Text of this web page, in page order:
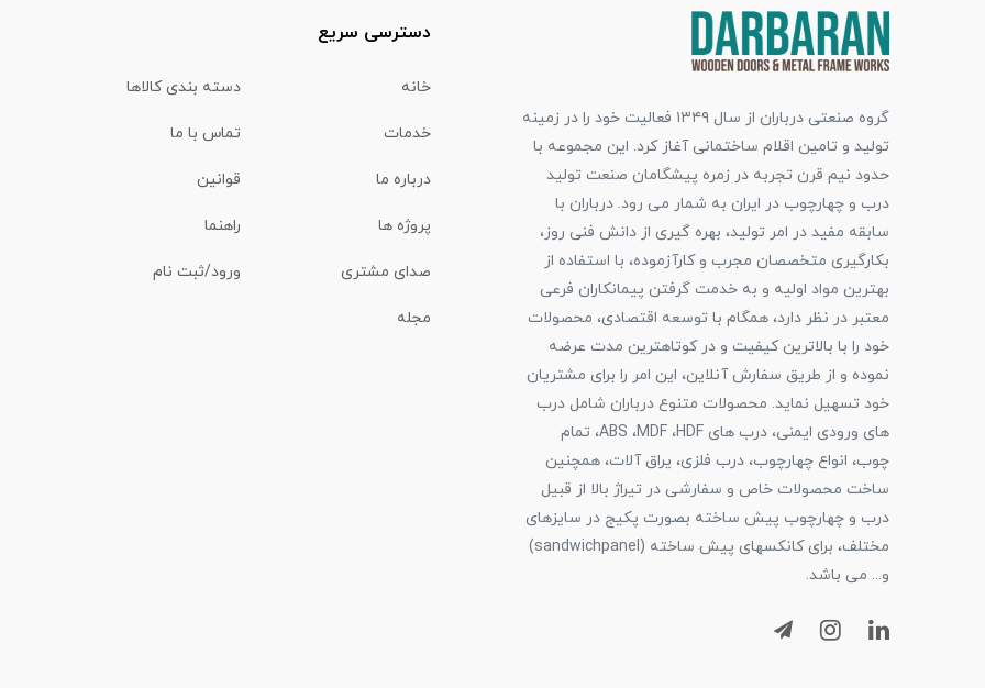
گروه صنعتی درباران از سال ۱۳۴۹ فعالیت خود را در زمینه
تولید و تامین اقلام ساختمانی آغاز کرد. این مجموعه با
حدود نیم قرن تجربه در زمره پیشگامان صنعت تولید
درب و چهارچوب در ایران به شمار می رود. درباران با
سابقه مفید در امر تولید، بهره گیری از دانش فنی روز،
بکارگیری متخصصان مجرب و کارآزموده، با استفاده از
بهترین مواد اولیه و به خدمت گرفتن پیمانکاران فرعی
معتبر در نظر دارد، همگام با توسعه اقتصادی، محصولات
خود را با بالاترین کیفیت و در کوتاهترین مدت عرضه
نموده و از طریق سفارش آنلاین، این امر را برای مشتریان
خود تسهیل نماید. محصولات متنوع درباران شامل درب
های ورودی ایمنی، درب های ABS ،MDF ،HDF، تمام
چوب، انواع چهارچوب، درب فلزی، یراق آلات، همچنین
ساخت محصولات خاص و سفارشی در تیراژ بالا از قبیل
درب و چهارچوب پیش ساخته بصورت پکیج در سایزهای
مختلف، برای کانکسهای پیش ساخته (sandwichpanel)
و... می باشد.
دسترسی سریع
خانه دسته بندی کالاها
خدمات تماس با ما
درباره ما قوانین
پروژه ها راهنما
صدای مشتری ورود/ثبت نام
مجله